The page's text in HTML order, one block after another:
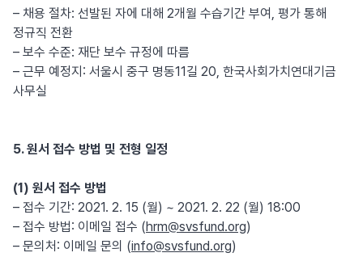
– 채용 절차: 선발된 자에 대해 2개월 수습기간 부여, 평가 통해
정규직 전환
– 보수 수준: 재단 보수 규정에 따름
– 근무 예정지: 서울시 중구 명동11길 20, 한국사회가치연대기금
사무실
5. 원서 접수 방법 및 전형 일정
(1) 원서 접수 방법
– 접수 기간: 2021. 2. 15 (월) ~ 2021. 2. 22 (월) 18:00
– 접수 방법: 이메일 접수 (hrm@svsfund.org)
– 문의처: 이메일 문의 (info@svsfund.org)